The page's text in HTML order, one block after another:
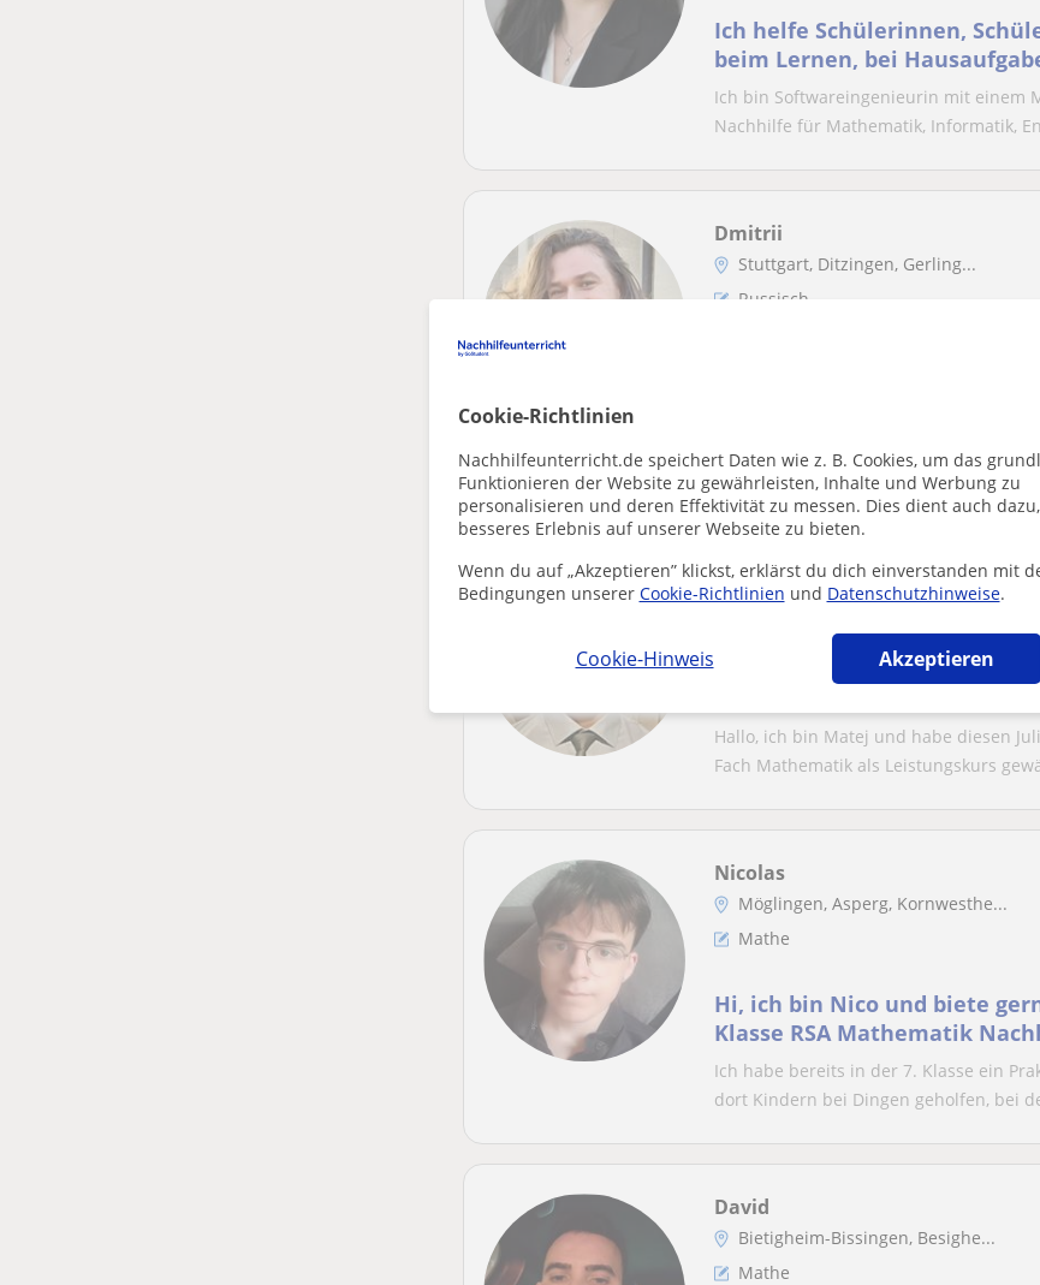
Cookie-Richtlinien
Nachhilfeunterricht.de speichert Daten wie z. B. Cookies, um das
Funktionieren der Website zu gewährleisten, Inhalte und Werbung zu
personalisieren und deren Effektivität zu messen. Dies dient auch
besseres Erlebnis auf unserer Webseite zu bieten.
Wenn du auf „Akzeptieren” klickst, erklärst du dich einverstanden mit
Bedingungen unserer Cookie-Richtlinien und Datenschutzhinweise.
Cookie-Hinweis Akzeptieren
Ich helfe Schülerinnen,
beim Lernen, bei
und beim Verstehen
Ich bin Softwareingenieurin mit einem
Nachhilfe für Mathematik, Informatik,
Dmitrii
Stuttgart, Ditzingen, Gerling...
Russisch
Russischer Muttersprachler
praxisnahen Online-
Hallo! Ich bin russischer
Erfahrung weiß ich, wie herausfordernd
Matej
Ludwigsburg, Freiberg Am Neck...
Mathe Tutor, der sich an
Hallo, ich bin Matej und habe diesen
Fach Mathematik als Leistungskurs
Nicolas
Möglingen, Asperg, Kornwesthe...
Mathe
Hi, ich bin Nico und biete
Klasse RSA Mathematik
Ich habe bereits in der 7. Klasse ein
dort Kindern bei Dingen geholfen, bei
David
Bietigheim-Bissingen, Besighe...
Mathe